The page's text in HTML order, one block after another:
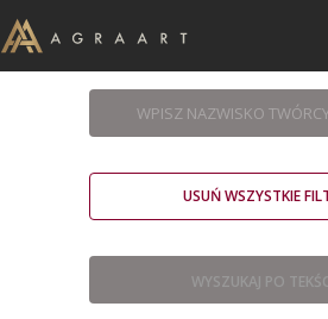
USUŃ WSZYSTKIE